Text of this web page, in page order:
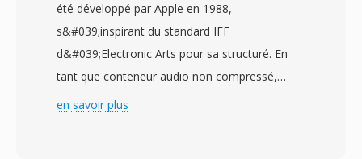
été développé par Apple en 1988,
s&#039;inspirant du standard IFF
d&#039;Electronic Arts pour sa structuré. En
tant que conteneur audio non compressé,
l&#039;AIFF stocké dès données PCM lineaires
en savoir plus